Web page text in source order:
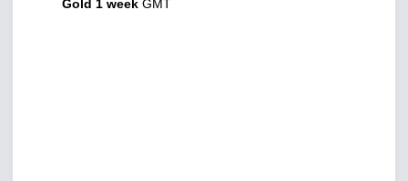
Gold 1 week GMT